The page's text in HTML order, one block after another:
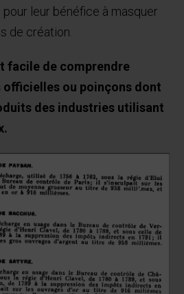
leur bénéfice à masquer
de création.
facile de comprendre
officielles ou poinçons dont
des industries utilisant